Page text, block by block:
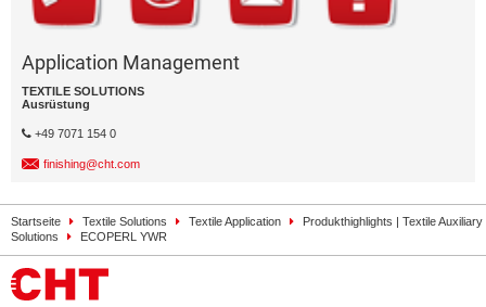
Application Management
TEXTILE SOLUTIONS
Ausrüstung
+49 7071 154 0
finishing@cht.com
Startseite Textile Solutions Textile Application
Produkthighlights | Textile Auxiliary
Solutions
ECOPERL YWR